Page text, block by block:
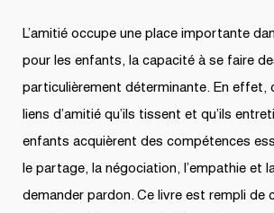
L’amitié occupe une place importante
pour les enfants, la capacité à se faire
particulièrement déterminante. En effet,
liens d’amitié qu’ils tissent et qu’ils
enfants acquièrent des compétences
le partage, la négociation, l’empathie et
demander pardon. Ce livre est rempli de